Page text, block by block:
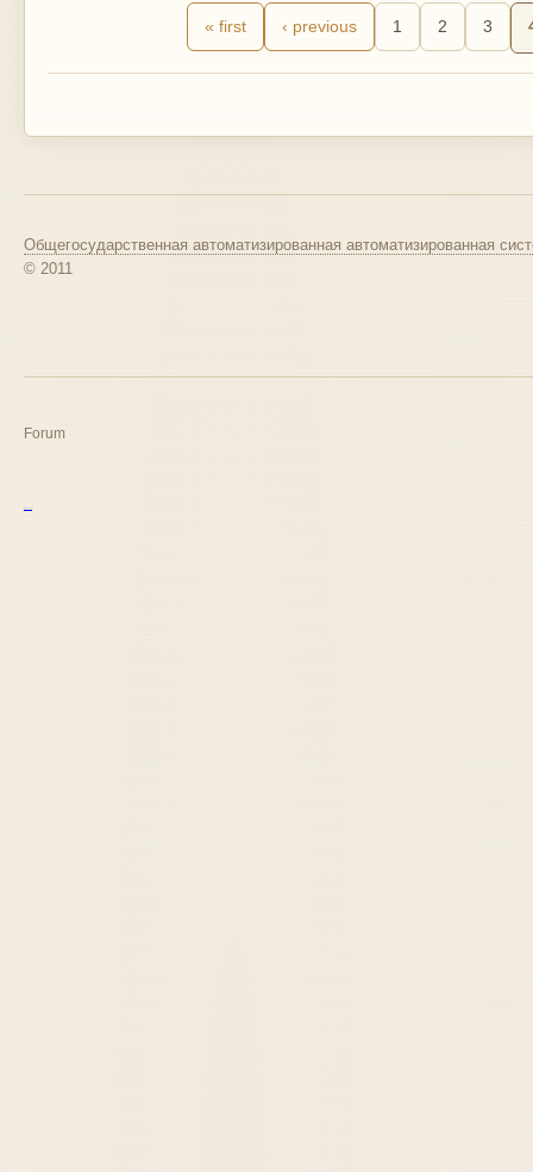
« first ‹ previous 1 2 3
Общегосударственная автоматизированная автоматизированная
© 2011
Forum